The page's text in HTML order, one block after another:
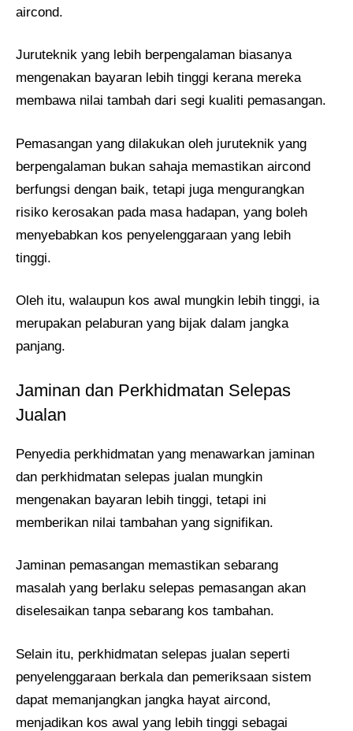
aircond.
Juruteknik yang lebih berpengalaman biasanya
mengenakan bayaran lebih tinggi kerana mereka
membawa nilai tambah dari segi kualiti pemasangan.
Pemasangan yang dilakukan oleh juruteknik yang
berpengalaman bukan sahaja memastikan aircond
berfungsi dengan baik, tetapi juga mengurangkan
risiko kerosakan pada masa hadapan, yang boleh
menyebabkan kos penyelenggaraan yang lebih
tinggi.
Oleh itu, walaupun kos awal mungkin lebih tinggi, ia
merupakan pelaburan yang bijak dalam jangka
panjang.
Jaminan dan Perkhidmatan Selepas
Jualan
Penyedia perkhidmatan yang menawarkan jaminan
dan perkhidmatan selepas jualan mungkin
mengenakan bayaran lebih tinggi, tetapi ini
memberikan nilai tambahan yang signifikan.
Jaminan pemasangan memastikan sebarang
masalah yang berlaku selepas pemasangan akan
diselesaikan tanpa sebarang kos tambahan.
Selain itu, perkhidmatan selepas jualan seperti
penyelenggaraan berkala dan pemeriksaan sistem
dapat memanjangkan jangka hayat aircond,
menjadikan kos awal yang lebih tinggi sebagai